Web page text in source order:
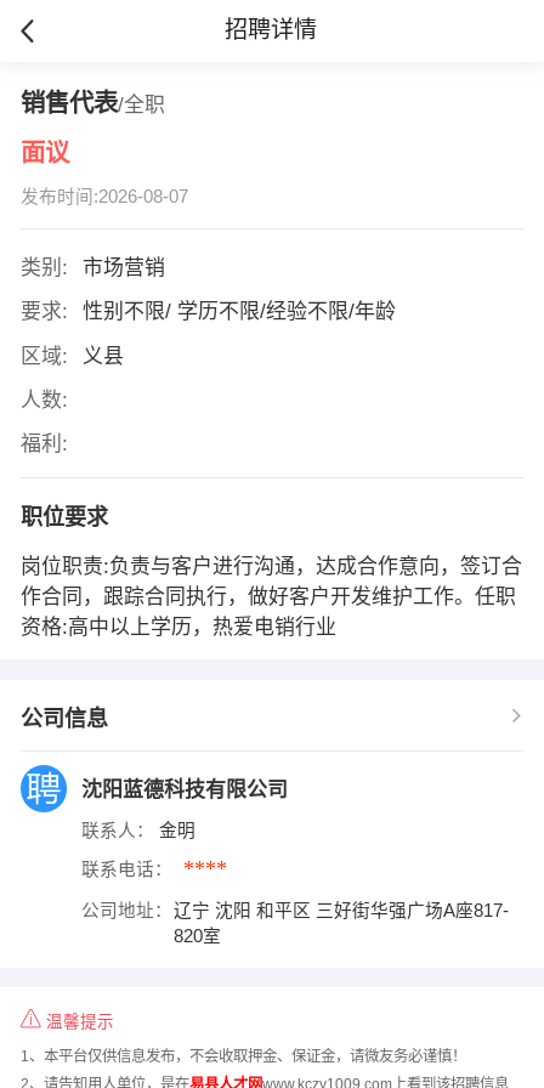
招聘详情
销售代表/全职
面议
发布时间:2026-08-07
类别:
市场营销
要求:
性别不限/ 学历不限/经验不限/年龄
区域:
义县
人数:
福利:
职位要求
岗位职责:负责与客户进行沟通，达成合作意向，签订合
作合同，跟踪合同执行，做好客户开发维护工作。任职
资格:高中以上学历，热爱电销行业
公司信息
沈阳蓝德科技有限公司
联系人： 金明
联系电话： ****
公司地址：
辽宁 沈阳 和平区 三好街华强广场A座817-
820室
温馨提示
1、本平台仅供信息发布，不会收取押金、保证金，请微友务必谨慎！
2、请告知用人单位，是在易县人才网www.kczy1009.com上看到该招聘信息